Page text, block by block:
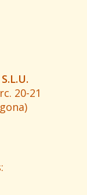
20-21